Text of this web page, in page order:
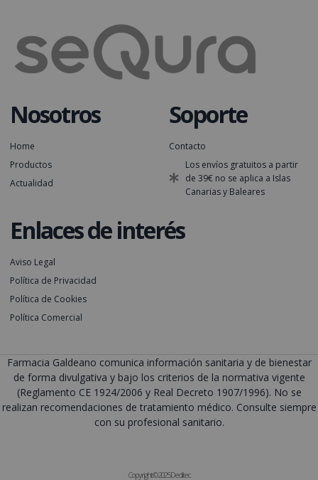
Nosotros
Home
Productos
Actualidad
Soporte
Contacto
Los envíos gratuitos a partir
de 39€ no se aplica a Islas
Canarias y Baleares
Enlaces de interés
Aviso Legal
Política de Privacidad
Política de Cookies
Política Comercial
Farmacia Galdeano comunica información sanitaria y de bienestar
de forma divulgativa y bajo los criterios de la normativa vigente
(Reglamento CE 1924/2006 y Real Decreto 1907/1996). No se
realizan recomendaciones de tratamiento médico. Consulte siempre
con su profesional sanitario.
Copyright © 2025 Deditec